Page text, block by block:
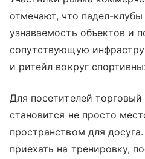
отмечают, что падел-
узнаваемость объектов и
сопутствующую
и ритейл вокруг
Для посетителей
становится не просто
пространством для
приехать на тренировку,